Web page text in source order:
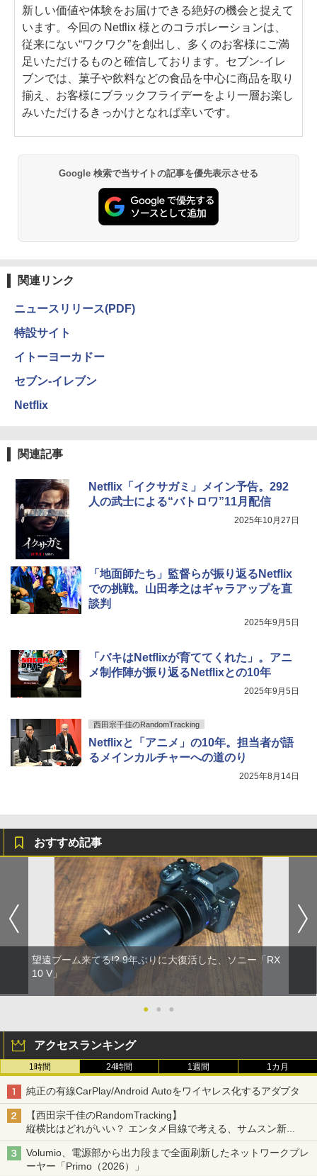
新しい価値や体験をお届けできる絶好の機会と捉えて
います。今回の Netflix 様とのコラボレーションは、
従来にない“ワクワク”を創出し、多くのお客様にご満
足いただけるものと確信しております。セブン‐イレ
ブンでは、菓子や飲料などの食品を中心に商品を取り
揃え、お客様にブラックフライデーをより一層お楽し
みいただけるきっかけとなれば幸いです。
Google 検索で当サイトの記事を優先表示させる
関連リンク
ニュースリリース(PDF)
特設サイト
イトーヨーカドー
セブン-イレブン
Netflix
関連記事
Netflix「イクサガミ」メイン予告。292
人の武士による“バトロワ”11月配信
2025年10月27日
「地面師たち」監督らが振り返るNetflix
での挑戦。山田孝之はギャラアップを直
談判
2025年9月5日
「バキはNetflixが育ててくれた」。アニ
メ制作陣が振り返るNetflixとの10年
2025年9月5日
西田宗千佳のRandomTracking
Netflixと「アニメ」の10年。担当者が語
るメインカルチャーへの道のり
2025年8月14日
おすすめ記事
望遠ブーム来てる!? 9年ぶりに大復活した、ソニー「RX
10 V」
● ● ●
アクセスランキング
1時間 24時間 1週間 1カ月
純正の有線CarPlay/Android Autoをワイヤレス化するアダプタ
【西田宗千佳のRandomTracking】
縦横比はどれがいい？ エンタメ目線で考える、サムスン新
「Galaxy Z Fold」
Volumio、電源部から出力段まで全面刷新したネットワークプレ
ーヤー「Primo（2026）」